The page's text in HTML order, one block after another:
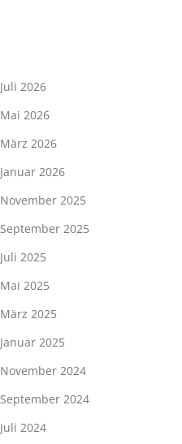
Juli 2026
Mai 2026
März 2026
Januar 2026
November 2025
September 2025
Juli 2025
Mai 2025
März 2025
Januar 2025
November 2024
September 2024
Juli 2024